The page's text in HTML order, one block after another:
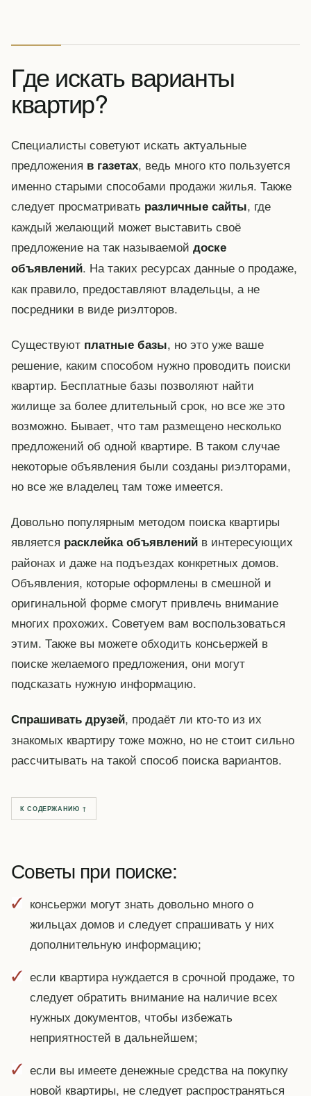
Где искать варианты
квартир?
Специалисты советуют искать актуальные
предложения в газетах, ведь много кто пользуется
именно старыми способами продажи жилья. Также
следует просматривать различные сайты, где
каждый желающий может выставить своё
предложение на так называемой доске
объявлений. На таких ресурсах данные о продаже,
как правило, предоставляют владельцы, а не
посредники в виде риэлторов.
Существуют платные базы, но это уже ваше
решение, каким способом нужно проводить поиски
квартир. Бесплатные базы позволяют найти
жилище за более длительный срок, но все же это
возможно. Бывает, что там размещено несколько
предложений об одной квартире. В таком случае
некоторые объявления были созданы риэлторами,
но все же владелец там тоже имеется.
Довольно популярным методом поиска квартиры
является расклейка объявлений в интересующих
районах и даже на подъездах конкретных домов.
Объявления, которые оформлены в смешной и
оригинальной форме смогут привлечь внимание
многих прохожих. Советуем вам воспользоваться
этим. Также вы можете обходить консьержей в
поиске желаемого предложения, они могут
подсказать нужную информацию.
Спрашивать друзей, продаёт ли кто-то из их
знакомых квартиру тоже можно, но не стоит сильно
рассчитывать на такой способ поиска вариантов.
К СОДЕРЖАНИЮ ↑
Советы при поиске:
консьержи могут знать довольно много о
жильцах домов и следует спрашивать у них
дополнительную информацию;
если квартира нуждается в срочной продаже, то
следует обратить внимание на наличие всех
нужных документов, чтобы избежать
неприятностей в дальнейшем;
если вы имеете денежные средства на покупку
новой квартиры, не следует распространяться